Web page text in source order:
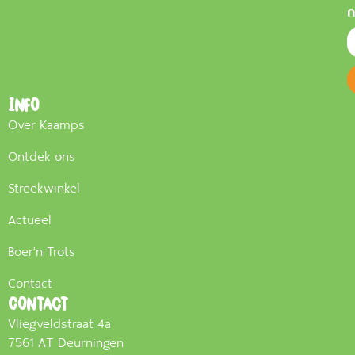
Info
Over Kaamps
Ontdek ons
Streekwinkel
Actueel
Boer'n Trots
Contact
Contact
Vliegveldstraat 4a
7561 AT Deurningen